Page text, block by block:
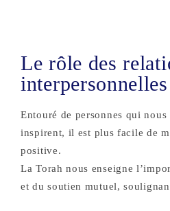
Le rôle des
interpersonnelles
Entouré de personnes qui
inspirent, il est plus facile de
positive.
La Torah nous enseigne
et du soutien mutuel,